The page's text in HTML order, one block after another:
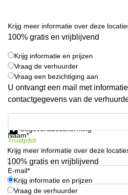
Den
Haag
space
Breda
Coworking
Arnhem
Coworking
space
Hilversum
Coworking
space
Zwolle
Krijg meer informatie over deze
100% gratis en vrijblijvend
Krijg informatie en prijzen
Vraag de verhuurder
Vraag een bezichtiging aan
U ontvangt een mail met
contactgegevens van de
Naam*
E-mail*
Gegevensbescherming
Trustpilot
Krijg meer informatie over deze
100% gratis en vrijblijvend
Krijg informatie en prijzen
Vraag de verhuurder